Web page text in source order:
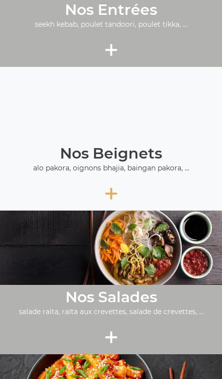
Nos Entrées
seekh kebab, poulet tandoori, poulet tikka, ...
+
Nos Beignets
alo pakora, oignons bhajia, baingan pakora, ...
+
Nos Salades
salade raïta, raïta aux crevettes, salade de crevettes, ...
+